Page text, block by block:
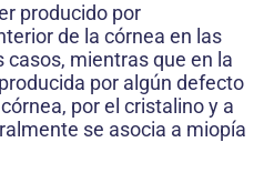
producido por
de la córnea en las
mientras que en la
por algún defecto
por el cristalino y a
se asocia a miopía